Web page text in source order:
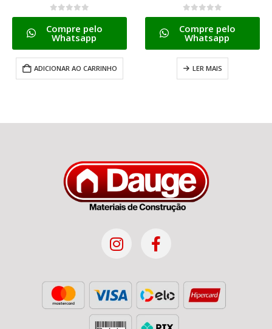
0de 5
Compre pelo
Whatsapp
ADICIONAR AO CARRINHO
0de 5
Compre pelo
Whatsapp
LER MAIS